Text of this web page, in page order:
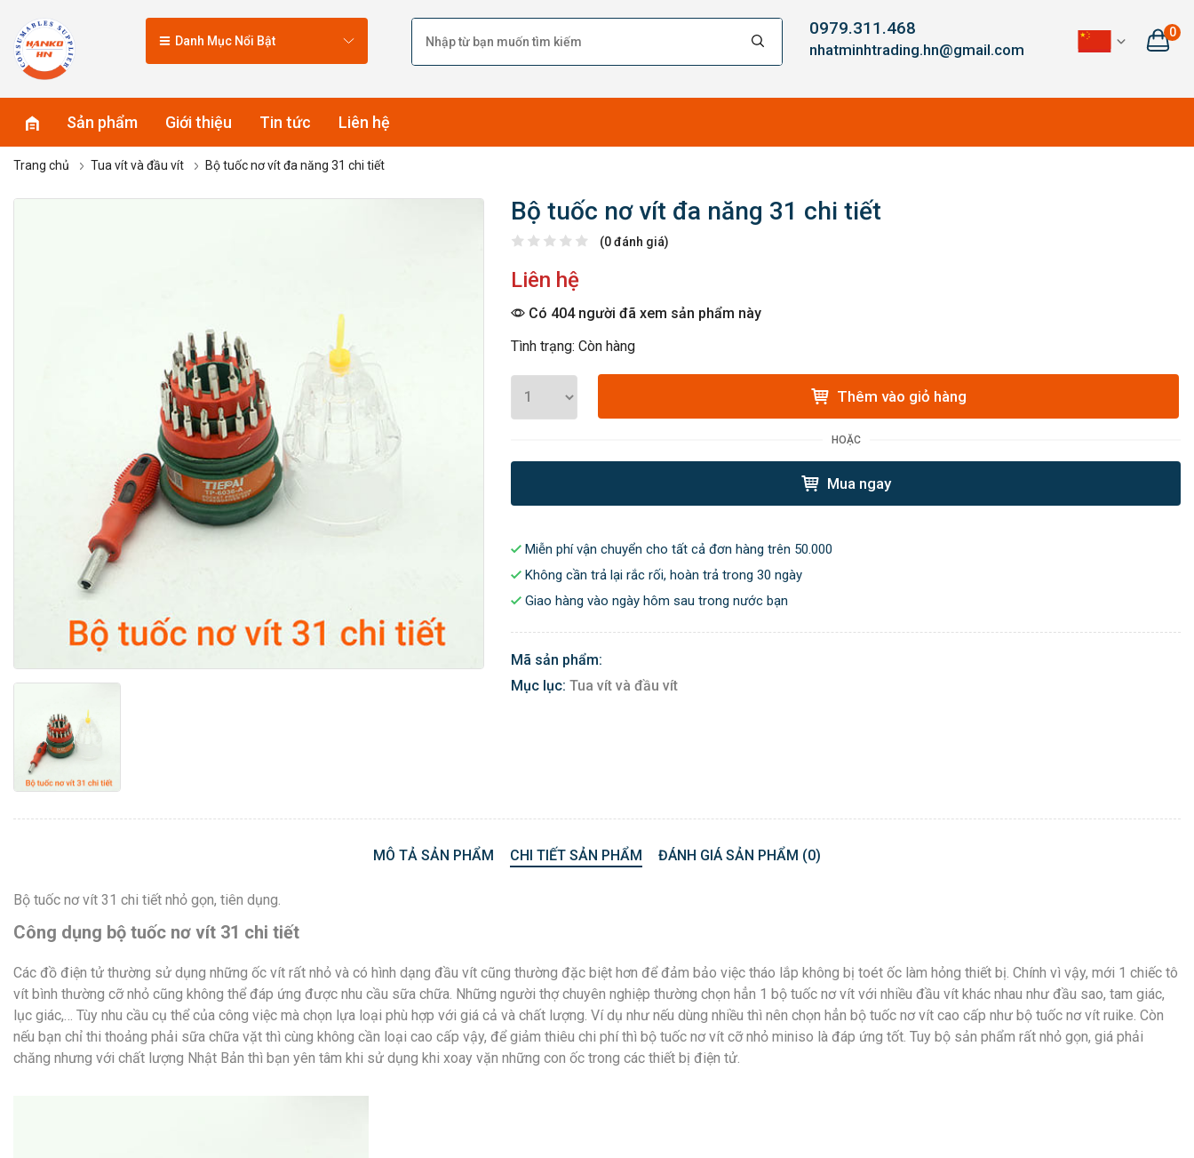
Danh Mục Nổi Bật
0979.311.468
nhatminhtrading.hn@gmail.com
0
Sản phẩm Giới thiệu Tin tức Liên hệ
Trang chủ Tua vít và đầu vít Bộ tuốc nơ vít đa năng 31 chi tiết
Bộ tuốc nơ vít đa năng 31 chi tiết
(0 đánh giá)
Liên hệ
Có 404 người đã xem sản phẩm này
Tình trạng: Còn hàng
Thêm vào giỏ hàng
HOẶC
Mua ngay
Miễn phí vận chuyển cho tất cả đơn hàng trên 50.000
Không cần trả lại rắc rối, hoàn trả trong 30 ngày
Giao hàng vào ngày hôm sau trong nước bạn
Mã sản phẩm:
Mục lục: Tua vít và đầu vít
MÔ TẢ SẢN PHẨM CHI TIẾT SẢN PHẨM ĐÁNH GIÁ SẢN PHẨM (0)
Bộ tuốc nơ vít 31 chi tiết nhỏ gọn, tiên dụng.
Công dụng bộ tuốc nơ vít 31 chi tiết
Các đồ điện tử thường sử dụng những ốc vít rất nhỏ và có hình dạng đầu vít cũng thường đặc biệt hơn để đảm bảo việc tháo lắp không bị toét ốc làm hỏng thiết bị. Chính vì vậy, mới 1 chiếc tô
vít bình thường cỡ nhỏ cũng không thể đáp ứng được nhu cầu sữa chữa. Những người thợ chuyên nghiệp thường chọn hẳn 1 bộ tuốc nơ vít với nhiều đầu vít khác nhau như đầu sao, tam giác,
lục giác,… Tùy nhu cầu cụ thể của công việc mà chọn lựa loại phù hợp với giá cả và chất lượng. Ví dụ như nếu dùng nhiều thì nên chọn hẳn bộ tuốc nơ vít cao cấp như bộ tuốc nơ vít ruike. Còn
nếu bạn chỉ thi thoảng phải sữa chữa vặt thì cùng không cần loại cao cấp vậy, để giảm thiêu chi phí thì bộ tuốc nơ vít cỡ nhỏ miniso là đáp ứng tốt. Tuy bộ sản phẩm rất nhỏ gọn, giá phải
chăng nhưng với chất lượng Nhật Bản thì bạn yên tâm khi sử dụng khi xoay vặn những con ốc trong các thiết bị điện tử.